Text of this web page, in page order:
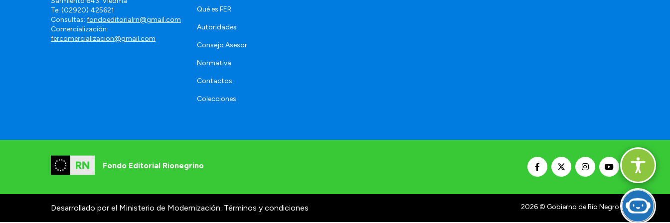
Te. (02920) 425621
Consultas: fondoeditorialrn@gmail.com
Comercialización:
fercomercializacion@gmail.com
Qué es FER
Autoridades
Consejo Asesor
Normativa
Contactos
Colecciones
Fondo Editorial Rionegrino
Desarrollado por el Ministerio de Modernización. Términos y condiciones 2026© Gobierno de Río Negro